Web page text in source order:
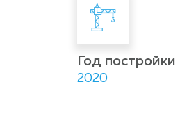
Год постройки
2020